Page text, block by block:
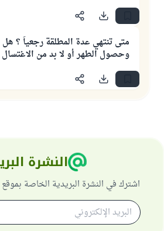
متى تنتهي عدة المطلقة رجعياً ؟ هل
وحصول الطهر أو لا بد من
النشرة
اشترك في النشرة البريدية الخاصة